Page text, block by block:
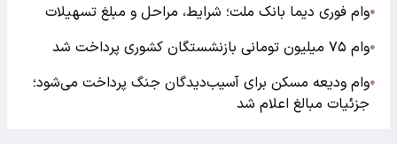
●وام فوری دیما بانک ملت؛ شرایط، مراحل و مبلغ تسهیلات
●وام ۷۵ میلیون تومانی بازنشستگان کشوری پرداخت شد
●وام ودیعه مسکن برای آسیب‌دیدگان جنگ پرداخت می‌شود؛
جزئیات مبالغ اعلام شد